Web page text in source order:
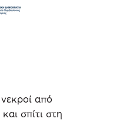
από
σπίτι στη